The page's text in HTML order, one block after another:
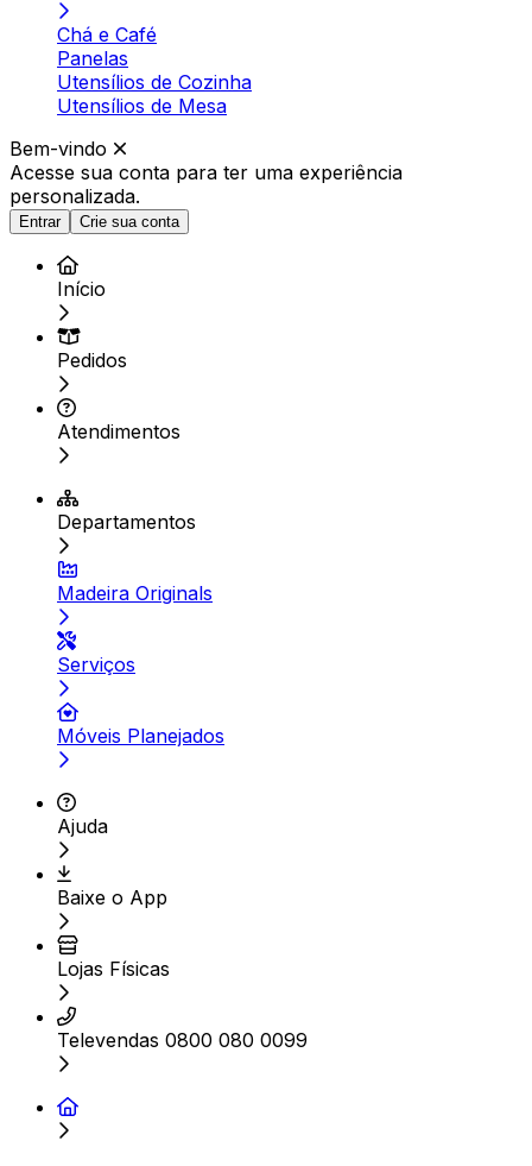
Chá e Café
Panelas
Utensílios de Cozinha
Utensílios de Mesa
Bem-vindo
Acesse sua conta para ter uma experiência
personalizada.
Entrar Crie sua conta
Início
Pedidos
Atendimentos
Departamentos
Madeira Originals
Serviços
Móveis Planejados
Ajuda
Baixe o App
Lojas Físicas
Televendas 0800 080 0099